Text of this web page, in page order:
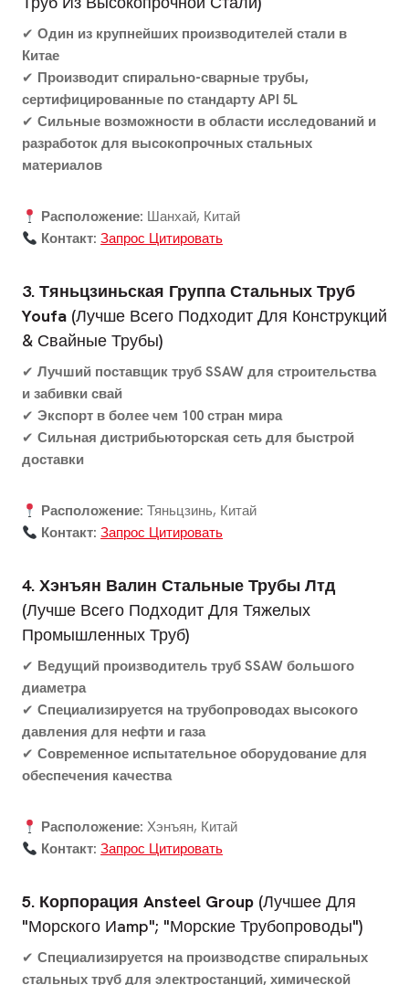
✔ Один из крупнейших производителей стали в
Китае
✔ Производит спирально-сварные трубы,
сертифицированные по стандарту API 5L
✔ Сильные возможности в области исследований и
разработок для высокопрочных стальных
материалов
Расположение: Шанхай, Китай
Контакт: Запрос Цитировать
3. Тяньцзиньская Группа Стальных Труб
Youfa (Лучше Всего Подходит Для Конструкций
& Свайные Трубы)
✔ Лучший поставщик труб SSAW для строительства
и забивки свай
✔ Экспорт в более чем 100 стран мира
✔ Сильная дистрибьюторская сеть для быстрой
доставки
Расположение: Тяньцзинь, Китай
Контакт: Запрос Цитировать
4. Хэнъян Валин Стальные Трубы Лтд
(Лучше Всего Подходит Для Тяжелых
Промышленных Труб)
✔ Ведущий производитель труб SSAW большого
диаметра
✔ Специализируется на трубопроводах высокого
давления для нефти и газа
✔ Современное испытательное оборудование для
обеспечения качества
Расположение: Хэнъян, Китай
Контакт: Запрос Цитировать
5. Корпорация Ansteel Group (Лучшее Для
"Морского Иamp"; "Морские Трубопроводы")
✔ Специализируется на производстве спиральных
стальных труб для электростанций, химической